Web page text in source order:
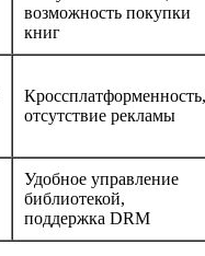
возможность покупки
книг
Кроссплатформенность,
отсутствие рекламы
Удобное управление
библиотекой,
поддержка DRM